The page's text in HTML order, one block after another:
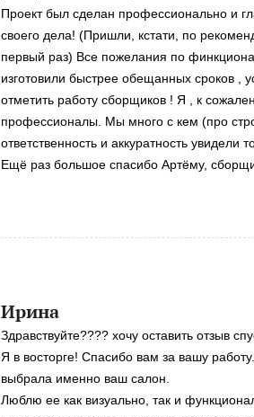
Проект был сделан профессионально и
своего дела! (Пришли, кстати, по
первый раз) Все пожелания по
изготовили быстрее обещанных сроков ,
отметить работу сборщиков ! Я , к
профессионалы. Мы много с кем (про
ответственность и аккуратность увидели
Ещё раз большое спасибо Артёму,
Ирина
Здравствуйте???? хочу оставить отзыв
Я в восторге! Спасибо вам за вашу
выбрала именно ваш салон.
Люблю ее как визуально, так и